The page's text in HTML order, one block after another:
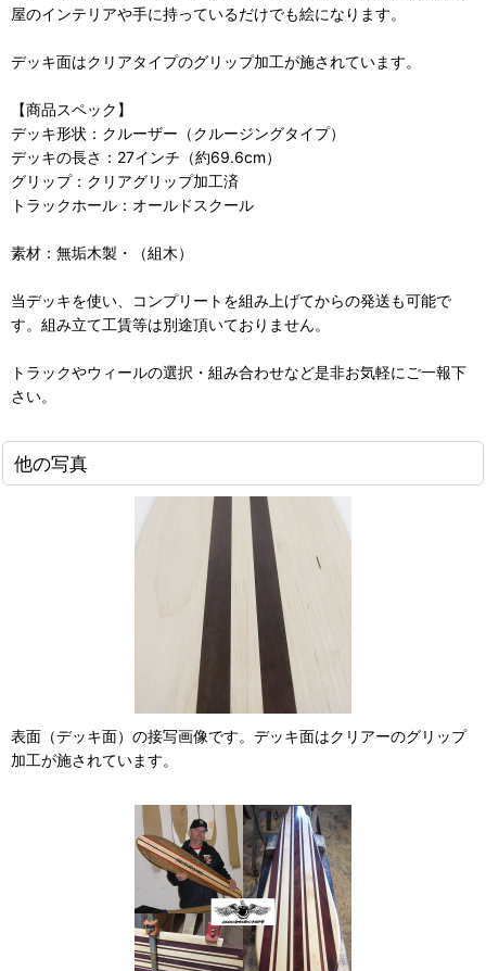
屋のインテリアや手に持っているだけでも絵になります。
デッキ面はクリアタイプのグリップ加工が施されています。
【商品スペック】
デッキ形状：クルーザー（クルージングタイプ）
デッキの長さ：27インチ（約69.6cm）
グリップ：クリアグリップ加工済
トラックホール：オールドスクール
素材：無垢木製・（組木）
当デッキを使い、コンプリートを組み上げてからの発送も可能で
す。組み立て工賃等は別途頂いておりません。
トラックやウィールの選択・組み合わせなど是非お気軽にご一報下
さい。
他の写真
表面（デッキ面）の接写画像です。デッキ面はクリアーのグリップ
加工が施されています。